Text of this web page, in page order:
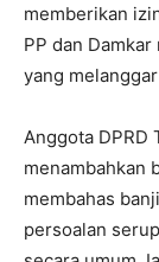
memberikan
PP dan
yang
Anggota DPRD
menambahkan
membahas
persoalan